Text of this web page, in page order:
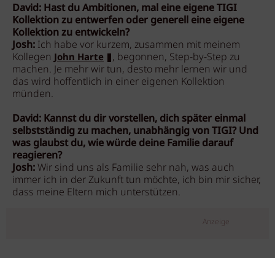
David: Hast du Ambitionen, mal eine eigene TIGI
Kollektion zu entwerfen oder generell eine eigene
Kollektion zu entwickeln?
Josh: Ich habe vor kurzem, zusammen mit meinem
KollegenJohn Harte
, begonnen, Step-by-Step zu
machen. Je mehr wir tun, desto mehr lernen wir und
das wird hoffentlich in einer eigenen Kollektion
münden.
David: Kannst du dir vorstellen, dich später einmal
selbstständig zu machen, unabhängig von TIGI? Und
was glaubst du, wie würde deine Familie darauf
reagieren?
Josh:Wir sind uns als Familie sehr nah, was auch
immer ich in der Zukunft tun möchte, ich bin mir sicher,
dass meine Eltern mich unterstützen.
Anzeige